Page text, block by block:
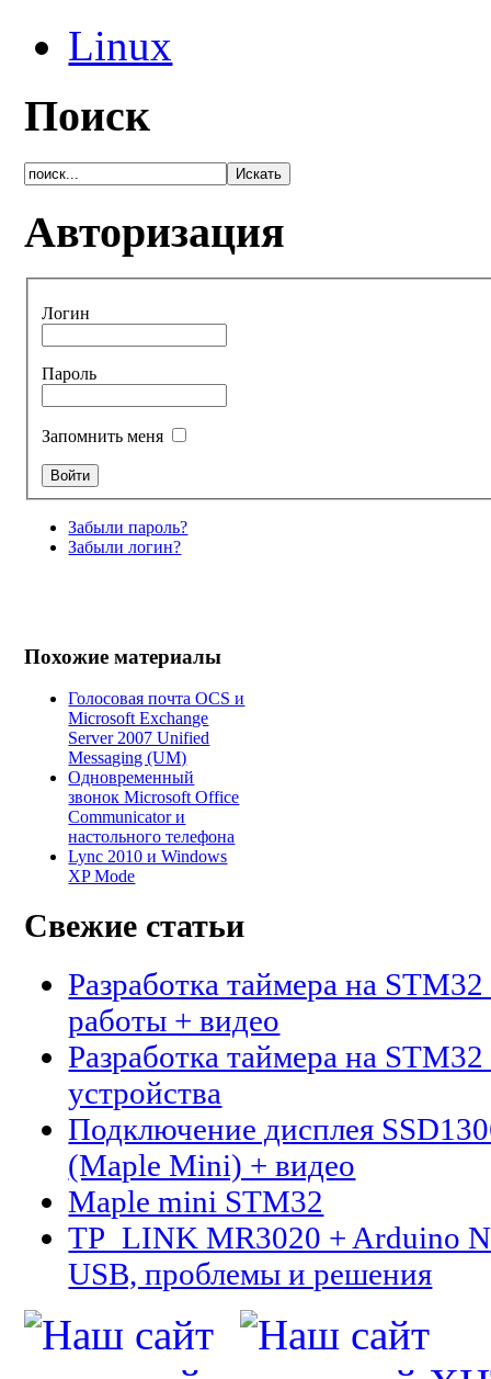
Linux
Поиск
Авторизация
Логин
Пароль
Запомнить меня
Забыли пароль?
Забыли логин?
Похожие материалы
Голосовая почта OCS и
Microsoft Exchange
Server 2007 Unified
Messaging (UM)
Одновременный
звонок Microsoft Office
Communicator и
настольного телефона
Lync 2010 и Windows
XP Mode
Свежие статьи
Разработка таймера на
работы + видео
Разработка таймера на
устройства
Подключение дисплея
(Maple Mini) + видео
Maple mini STM32
TP_LINK MR3020 + Arduino
USB, проблемы и решения